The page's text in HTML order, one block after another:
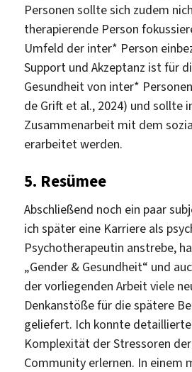
Personen sollte sich zudem
therapierende Person
Umfeld der inter* Person
Support und Akzeptanz ist für
Gesundheit von inter*
de Grift et al., 2024) und sollte
Zusammenarbeit mit dem
erarbeitet werden.
5. Resümee
Abschließend noch ein paar
ich später eine Karriere als
Psychotherapeutin anstrebe,
„Gender & Gesundheit“ und
der vorliegenden Arbeit viele
Denkanstöße für die spätere
geliefert. Ich konnte
Komplexität der Stressoren der
Community erlernen. In einem